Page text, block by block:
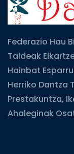
Federazio Hau
Taldeak
Hainbat
Herriko Dantza
Prestakuntza,
Ahaleginak